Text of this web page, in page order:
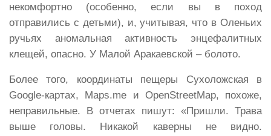
некомфортно (особенно, если вы в поход
отправились с детьми), и, учитывая, что в Оленьих
ручьях аномальная активность энцефалитных
клещей, опасно. У Малой Аракаевской – болото.
Более того, координаты пещеры Сухоложская в
Google-картах, Maps.me и OpenStreetMap, похоже,
неправильные. В отчетах пишут: «Пришли. Трава
выше головы. Никакой каверны не видно.